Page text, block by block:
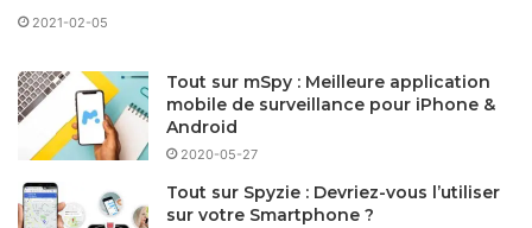
2021-02-05
Tout sur mSpy : Meilleure application
mobile de surveillance pour iPhone &
Android
2020-05-27
Tout sur Spyzie : Devriez-vous l’utiliser
sur votre Smartphone ?